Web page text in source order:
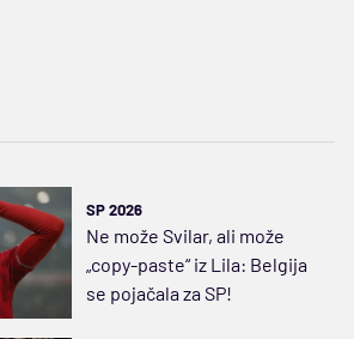
SP 2026
Ne može Svilar, ali može
„copy-paste“ iz Lila: Belgija
se pojačala za SP!